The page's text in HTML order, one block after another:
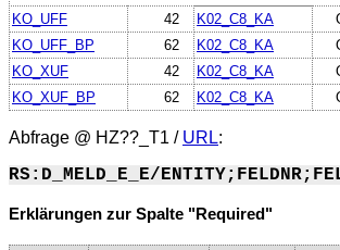
KO_UFF 42 K02_C8_KA
KO_UFF_BP
62 K02_C8_KA
KO_XUF
42 K02_C8_KA
KO_XUF_BP
62 K02_C8_KA
Abfrage @ HZ??_T1 / URL:
RS:D_MELD_E_E/
Erklärungen zur Spalte "Required"